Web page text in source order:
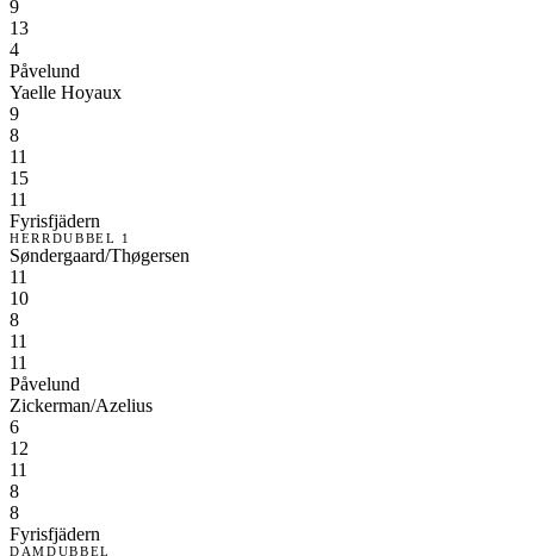
9
13
4
Påvelund
Yaelle Hoyaux
9
8
11
15
11
Fyrisfjädern
HERRDUBBEL 1
Søndergaard/Thøgersen
11
10
8
11
11
Påvelund
Zickerman/Azelius
6
12
11
8
8
Fyrisfjädern
DAMDUBBEL